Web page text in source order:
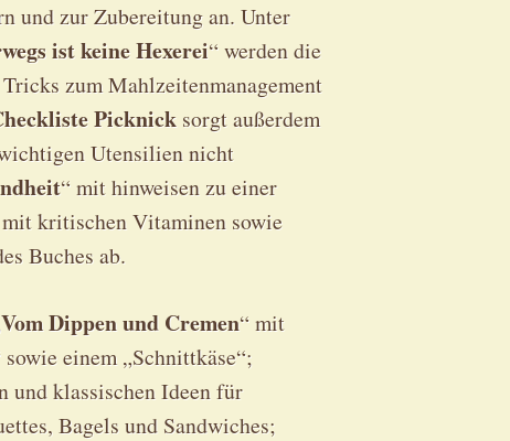
und zur Zubereitung an. Unter
ist keine Hexerei“ werden die
zum Mahlzeitenmanagement
Picknicksorgt außerdem
Utensilien nicht
“ mit hinweisen zu einer
mit kritischen Vitaminen sowie
Buches ab.
Vom Dippen und Cremen“ mit
einem „Schnittkäse“;
und klassischen Ideen für
Bagels und Sandwiches;